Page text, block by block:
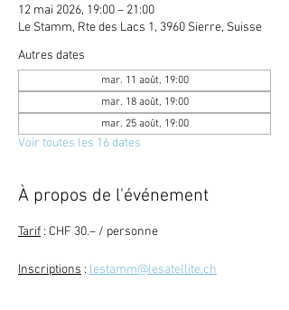
12 mai 2026, 19:00 – 21:00
Le Stamm, Rte des Lacs 1, 3960 Sierre, Suisse
Autres dates
mar. 11 août, 19:00
mar. 18 août, 19:00
mar. 25 août, 19:00
Voir toutes les 16 dates
À propos de l'événement
Tarif : CHF 30.– / personne
Inscriptions : lestamm@lesatellite.ch